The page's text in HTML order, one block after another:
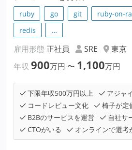
ruby go git ruby-on-
redis
…
雇用形態 正社員 SRE
東京
年収 900万円 〜 1,100万円
下限年収500万円以上
アジャ
コードレビュー文化
椅子が定
B2Bのサービスを運営
自社サ
CTOがいる
オンラインで選考